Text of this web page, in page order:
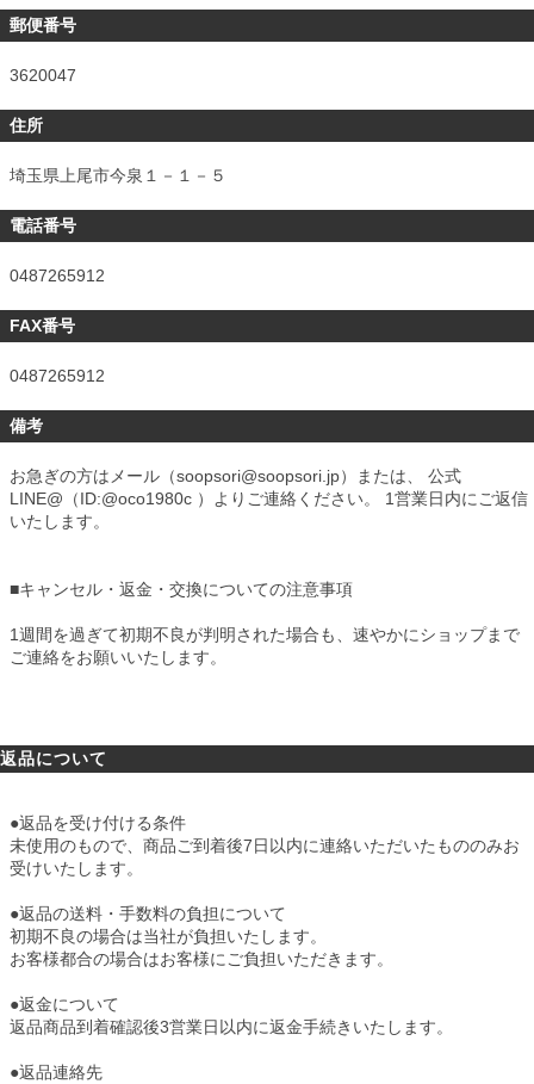
郵便番号
3620047
住所
埼玉県上尾市今泉１－１－５
電話番号
0487265912
FAX番号
0487265912
備考
お急ぎの方はメール（soopsori@soopsori.jp）または、 公式
LINE@（ID:@oco1980c ）よりご連絡ください。 1営業日内にご返信
いたします。
■キャンセル・返金・交換についての注意事項
1週間を過ぎて初期不良が判明された場合も、速やかにショップまで
ご連絡をお願いいたします。
返品について
●返品を受け付ける条件
未使用のもので、商品ご到着後7日以内に連絡いただいたもののみお
受けいたします。
●返品の送料・手数料の負担について
初期不良の場合は当社が負担いたします。
お客様都合の場合はお客様にご負担いただきます。
●返金について
返品商品到着確認後3営業日以内に返金手続きいたします。
●返品連絡先